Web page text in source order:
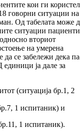
кои ги
говорни ситуации на
Од та­бе­лата може
ситуации
вто­риот
на умерена
да се забележи дека
ја дале за
(ситуација бр.1, 2
1 испитаник) и
1 испитаник).